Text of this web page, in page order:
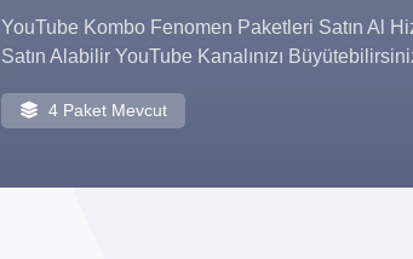
YouTube Kombo Fenomen Paketleri Satın Al
Satın Alabilir YouTube Kanalınızı
4 Paket Mevcut